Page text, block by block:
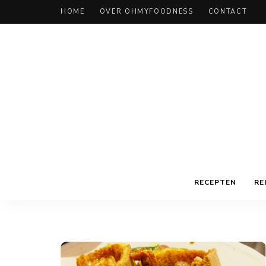
HOME OVER OHMYFOODNESS CONTACT
RECEPTEN